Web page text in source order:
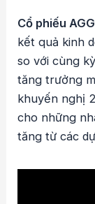
Cổ phiếu AGG
kết quả kinh
so với cùng
tăng trưởng
khuyến nghị
cho những
tăng từ các